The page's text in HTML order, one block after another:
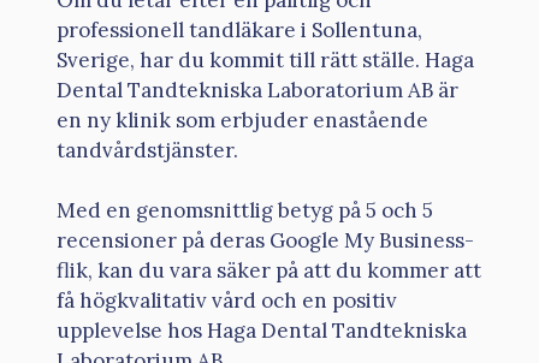
professionell tandläkare i Sollentuna,
Sverige, har du kommit till rätt ställe. Haga
Dental Tandtekniska Laboratorium AB är
en ny klinik som erbjuder enastående
tandvårdstjänster.
Med en genomsnittlig betyg på 5 och 5
recensioner på deras Google My Business-
flik, kan du vara säker på att du kommer att
få högkvalitativ vård och en positiv
upplevelse hos Haga Dental Tandtekniska